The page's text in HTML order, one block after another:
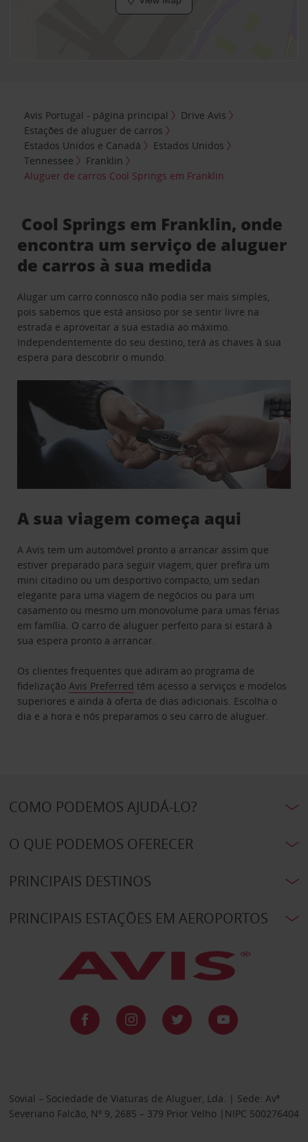
Avis Portugal - página principal
Drive Avis
Estações de aluguer de carros
Estados Unidos e Canadá
Estados Unidos
Tennessee
Franklin
Aluguer de carros Cool Springs em Franklin
Cool Springs em Franklin, onde
encontra um serviço de aluguer
de carros à sua medida
Alugar um carro connosco não podia ser mais simples,
pois sabemos que está ansioso por se sentir livre na
estrada e aproveitar a sua estadia ao máximo.
Independentemente do seu destino, terá as chaves à sua
espera para descobrir o mundo.
A sua viagem começa aqui
A Avis tem um automóvel pronto a arrancar assim que
estiver preparado para seguir viagem, quer prefira um
mini citadino ou um desportivo compacto, um sedan
elegante para uma viagem de negócios ou para um
casamento ou mesmo um monovolume para umas férias
em família. O carro de aluguer perfeito para si estará à
sua espera pronto a arrancar.
Os clientes frequentes que adiram ao programa de
fidelizaçãoAvis Preferred têm acesso a serviços e modelos
superiores e ainda à oferta de dias adicionais. Escolha o
dia e a hora e nós preparamos o seu carro de aluguer.
COMO PODEMOS AJUDÁ-LO?
O QUE PODEMOS OFERECER
PRINCIPAIS DESTINOS
PRINCIPAIS ESTAÇÕES EM AEROPORTOS
Sovial – Sociedade de Viaturas de Aluguer, Lda. | Sede: Avª
Severiano Falcão, Nº 9, 2685 – 379 Prior Velho |NIPC 500276404